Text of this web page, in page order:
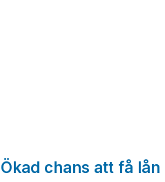
Ökad chans att få